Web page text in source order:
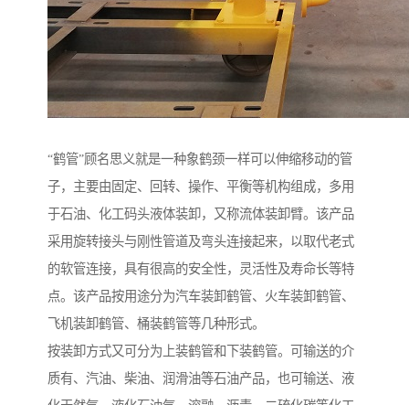
“鹤管”顾名思义就是一种象鹤颈一样可以伸缩移动的管
子，主要由固定、回转、操作、平衡等机构组成，多用
于石油、化工码头液体装卸，又称流体装卸臂。该产品
采用旋转接头与刚性管道及弯头连接起来，以取代老式
的软管连接，具有很高的安全性，灵活性及寿命长等特
点。该产品按用途分为汽车装卸鹤管、火车装卸鹤管、
飞机装卸鹤管、桶装鹤管等几种形式。
按装卸方式又可分为上装鹤管和下装鹤管。可输送的介
质有、汽油、柴油、润滑油等石油产品，也可输送、液